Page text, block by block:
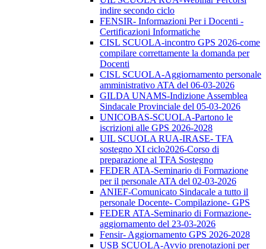
indire secondo ciclo
FENSIR- Informazioni Per i Docenti -
Certificazioni Informatiche
CISL SCUOLA-incontro GPS 2026-come
compilare correttamente la domanda per
Docenti
CISL SCUOLA-Aggiornamento personale
amministrativo ATA del 06-03-2026
GILDA UNAMS-Indizione Assemblea
Sindacale Provinciale del 05-03-2026
UNICOBAS-SCUOLA-Partono le
iscrizioni alle GPS 2026-2028
UIL SCUOLA RUA-IRASE- TFA
sostegno XI ciclo2026-Corso di
preparazione al TFA Sostegno
FEDER ATA-Seminario di Formazione
per il personale ATA del 02-03-2026
ANIEF-Comunicato Sindacale a tutto il
personale Docente- Compilazione- GPS
FEDER ATA-Seminario di Formazione-
aggiornamento del 23-03-2026
Fensir- Aggiornamento GPS 2026-2028
USB SCUOLA-Avvio prenotazioni per